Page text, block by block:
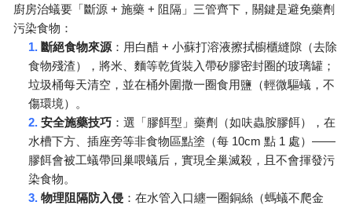
廚房治蟻要「斷源 +施藥+ 阻隔」三管齊下，關鍵是避免藥劑
污染食物：
1. 斷絕食物來源 ：用白醋 +小蘇打溶液擦拭櫥櫃縫隙（去除
食物殘渣），將米、麵等乾貨裝入帶矽膠密封圈的玻璃罐；
垃圾桶每天清空，並在桶外圍撒一圈食用鹽（輕微驅蟻，不
傷環境）。
2.安全施藥技巧 ：選「膠餌型」藥劑（如呋蟲胺膠餌），在
水槽下方、插座旁等非食物區點塗（每 10cm點 1 處）——
膠餌會被工蟻帶回巢喂蟻后，實現全巢滅殺，且不會揮發污
染食物。
3.物理阻隔防入侵 ：在水管入口纏一圈銅絲（螞蟻不爬金